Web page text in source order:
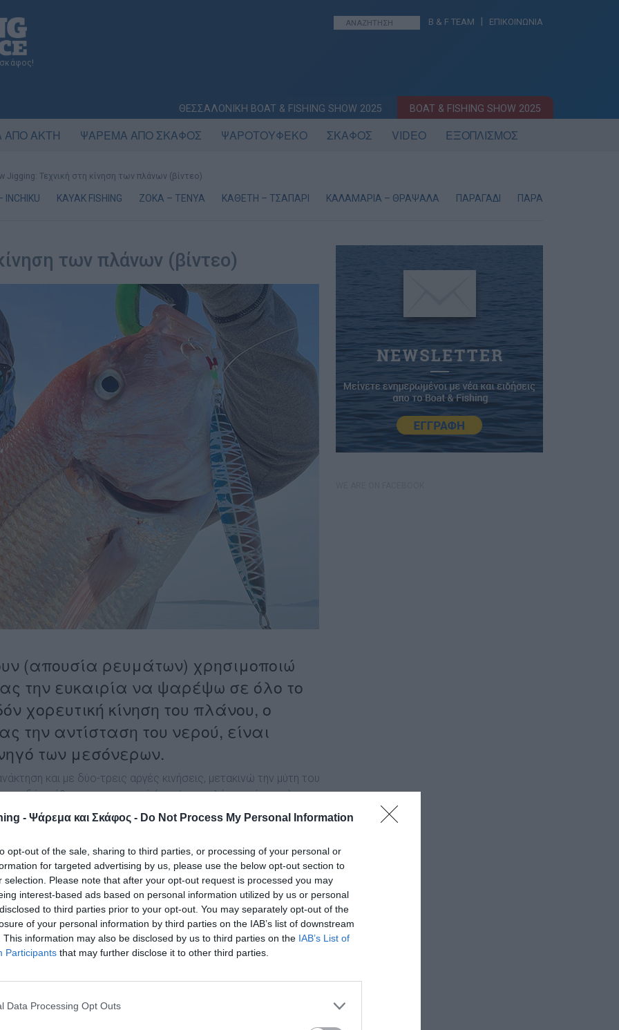
- Ψάρεμα και Σκάφος - Do Not Process My Personal Information
opt-out of the sale, sharing to third parties, or processing of your personal or
for targeted advertising by us, please use the below opt-out section to
selection. Please note that after your opt-out request is processed you may
interest-based ads based on personal information utilized by us or personal
to third parties prior to your opt-out. You may separately opt-out of the
of your personal information by third parties on the IAB’s list of downstream
This information may also be disclosed by us to third parties on the IAB’s List of
Participants that may further disclose it to other third parties.
Data Processing Opt Outs
B & F TEAM ΕΠΙΚΟΙΝΩΝΙΑ
ΘΕΣΣΑΛΟΝΙΚΗ BOAT & FISHING SHOW 2025 BOAT & FISHING SHOW 2025
ΑΚΤΗ ΨΑΡΕΜΑ ΑΠΟ ΣΚΑΦΟΣ ΨΑΡΟΤΟΥΦΕΚΟ ΣΚΑΦΟΣ VIDEO ΕΞΟΠΛΙΣΜΟΣ
Jigging: Τεχνική στη κίνηση των πλάνων (βίντεο)
INCHIKU KAYAK FISHING ΖΟΚΑ – ΤΕΝΥΑ ΚΑΘΕΤΗ – ΤΣΑΠΑΡΙ ΚΑΛΑΜΑΡΙΑ – ΘΡΑΨΑΛΑ ΠΑΡΑΓΑΔΙ ΠΑΡΑΔΟΣΙΑΚΗ ΣΥΡΤΗ
των πλάνων (βίντεο)
(απουσία ρευμάτων) χρησιμοποιώ
την ευκαιρία να ψαρέψω σε όλο το
χορευτική κίνηση του πλάνου, ο
την αντίσταση του νερού, είναι
των μεσόνερων.
και με δύο-τρεις αργές κινήσεις, μετακινώ την μύτη του
σχεδόν κάθετα στον ουρανό (χωρίς επιπλέον ανάκτηση),
να προσέξουν τον «εισβολέα» του περιβάλλοντός τους